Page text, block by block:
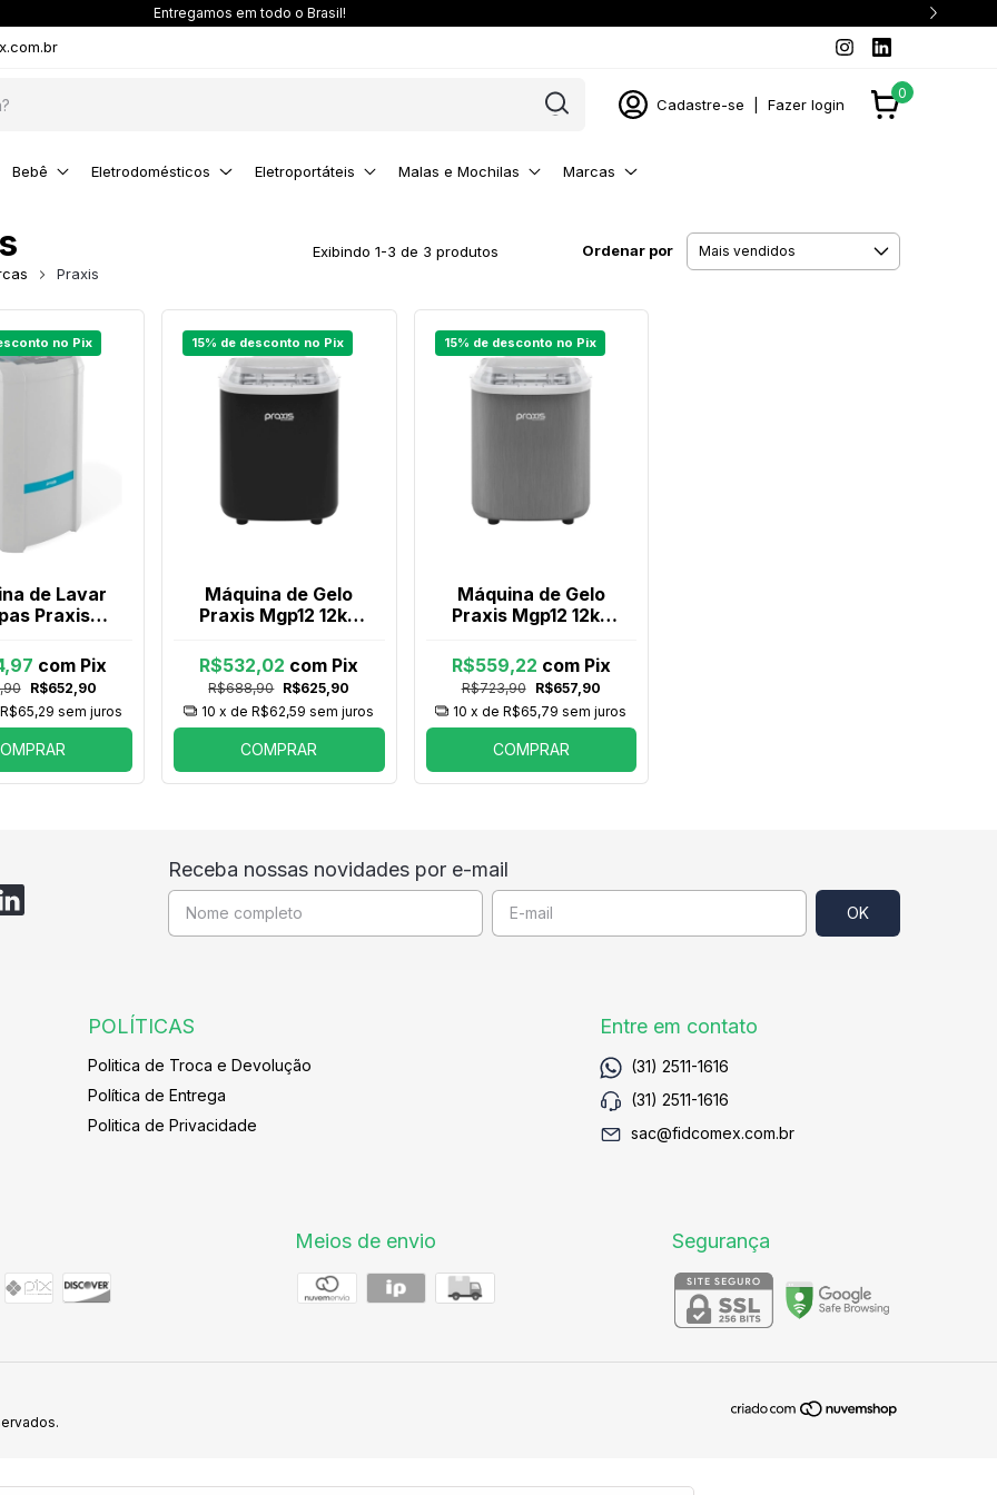
Entregamos em todo o Brasil!
Cadastre-se Fazer login
0
Bebê Eletrodomésticos Eletroportáteis Malas e Mochilas Marcas
Praxis
Exibindo 1-3 de 3 produtos Ordenar por
de Lavar
Praxis
LRSP22
R$652,90
com Pix
R$65,29 sem juros
Máquina de Gelo
Praxis Mgp12 12kg
R$688,90 R$625,90
R$532,02 com Pix
10 x deR$62,59 sem juros
COMPRAR
Máquina de Gelo
Praxis Mgp12 12kg
R$723,90 R$657,90
R$559,22 com Pix
10 x deR$65,79 sem juros
COMPRAR
Receba nossas novidades por e-mail
POLÍTICAS
Politica de Troca e Devolução
Política de Entrega
Politica de Privacidade
Entre em contato
(31) 2511-1616
(31) 2511-1616
sac@fidcomex.com.br
Meios de envio Segurança